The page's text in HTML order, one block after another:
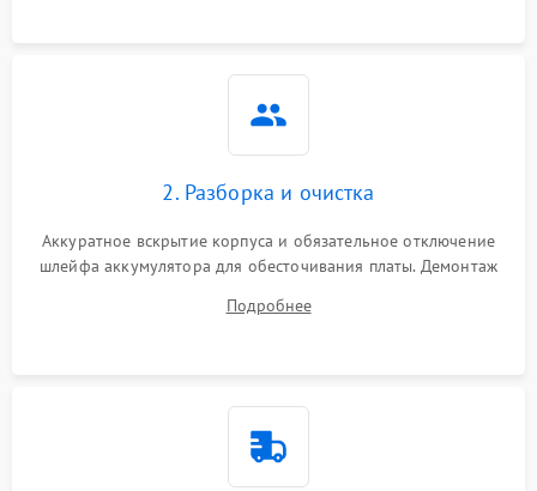
2. Разборка и очистка
Аккуратное вскрытие корпуса и обязательное отключение
шлейфа аккумулятора для обесточивания платы. Демонтаж
высохшей термопасты с кристаллов чипов.
Подробнее